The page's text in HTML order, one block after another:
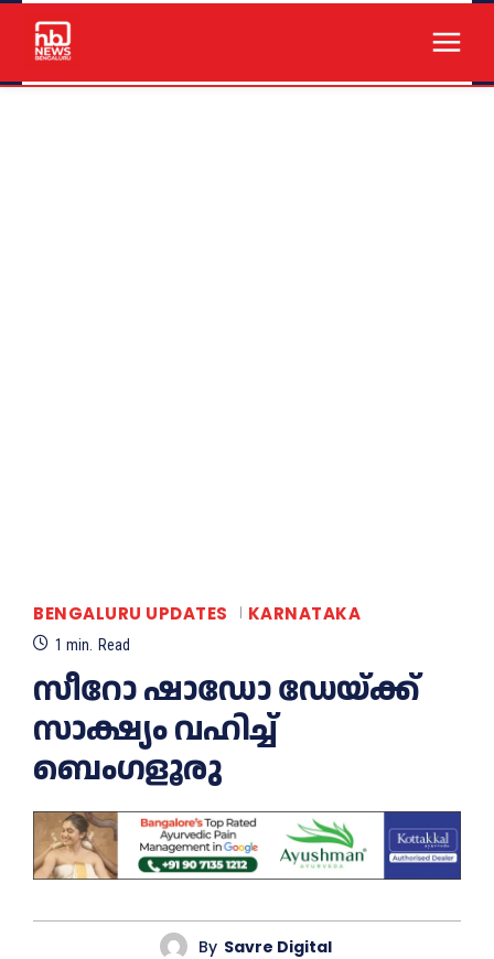
BENGALURU UPDATES KARNATAKA
1 min. Read
സീറോ ഷാഡോ ഡേയ്ക്ക്
സാക്ഷ്യം വഹിച്ച്
ബെംഗളൂരു
By Savre Digital